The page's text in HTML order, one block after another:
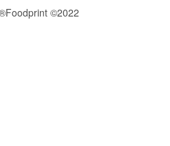
2022© Foodprint® العربية، جميع الحقوق محفوظة.